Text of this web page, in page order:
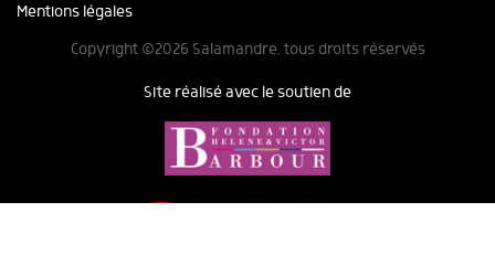
Mentions légales
Copyright ©2026 Salamandre, tous droits réservés
Site réalisé avec le soutien de